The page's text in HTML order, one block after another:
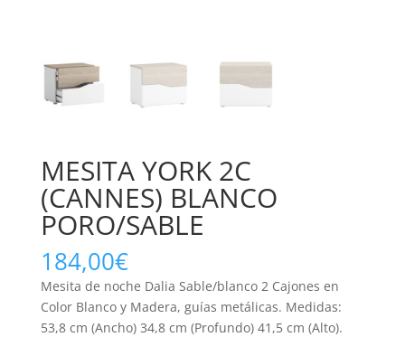
MESITA YORK 2C
(CANNES) BLANCO
PORO/SABLE
184,00€
Mesita de noche Dalia Sable/blanco 2 Cajones en
Color Blanco y Madera, guías metálicas. Medidas:
53,8 cm (Ancho) 34,8 cm (Profundo) 41,5 cm (Alto).